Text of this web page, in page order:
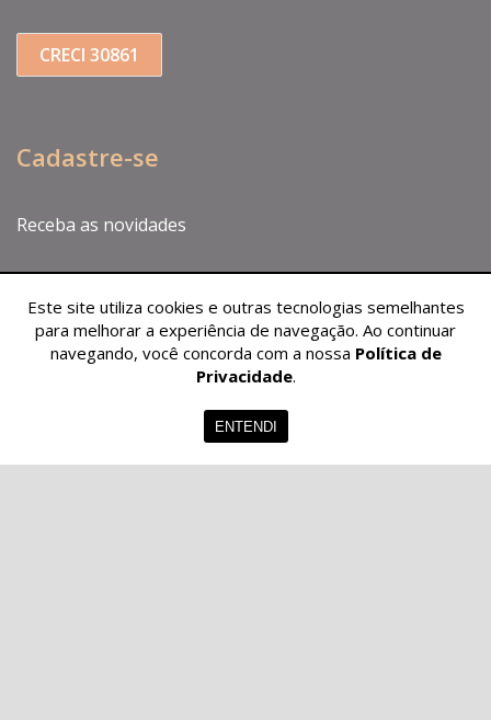
CRECI 30861
Cadastre-se
Receba as novidades
CADASTRAR
Este site utiliza cookies e outras tecnologias semelhantes
para melhorar a experiência de navegação. Ao continuar
navegando, você concorda com a nossa Política de
Privacidade.
ENTENDI